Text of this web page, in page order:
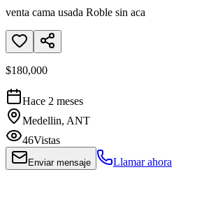
venta cama usada Roble sin aca
$180,000
Hace 2 meses
Medellin, ANT
46Vistas
Enviar mensaje Llamar ahora